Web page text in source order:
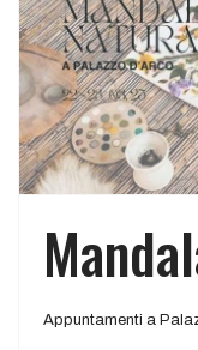
Appuntamenti a